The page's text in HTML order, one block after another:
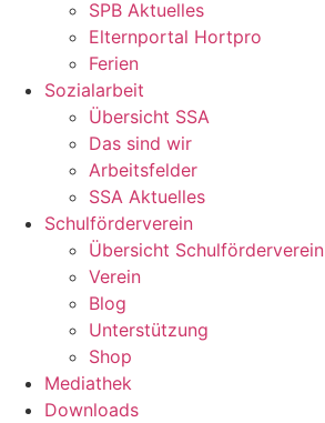
SPB Aktuelles
Elternportal Hortpro
Ferien
Sozialarbeit
Übersicht SSA
Das sind wir
Arbeitsfelder
SSA Aktuelles
Schulförderverein
Übersicht Schulförderverein
Verein
Blog
Unterstützung
Shop
Mediathek
Downloads